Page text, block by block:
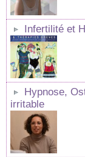
Infertilité et
Hypnose,
irritable